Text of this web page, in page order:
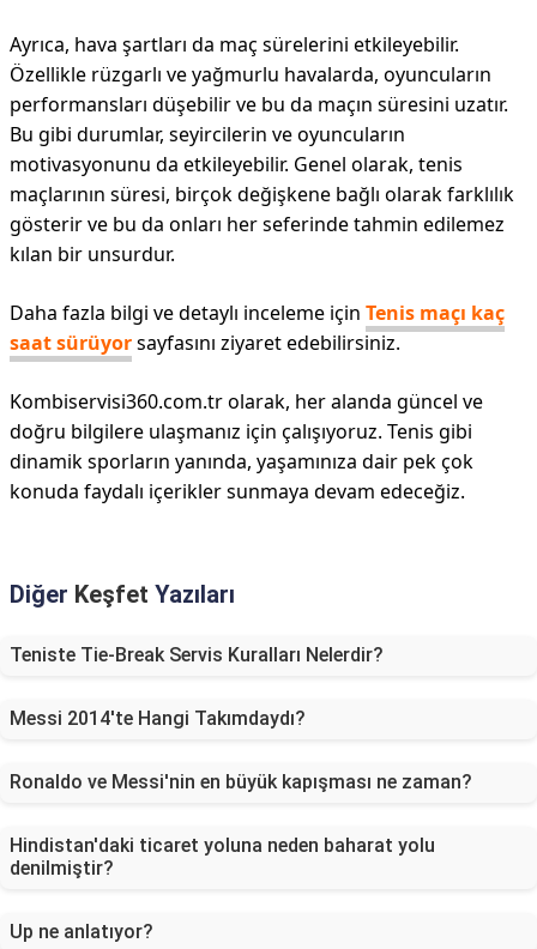
Ayrıca, hava şartları da maç sürelerini etkileyebilir.
Özellikle rüzgarlı ve yağmurlu havalarda, oyuncuların
performansları düşebilir ve bu da maçın süresini uzatır.
Bu gibi durumlar, seyircilerin ve oyuncuların
motivasyonunu da etkileyebilir. Genel olarak, tenis
maçlarının süresi, birçok değişkene bağlı olarak farklılık
gösterir ve bu da onları her seferinde tahmin edilemez
kılan bir unsurdur.
Daha fazla bilgi ve detaylı inceleme için Tenis maçı kaç
saat sürüyorsayfasını ziyaret edebilirsiniz.
Kombiservisi360.com.tr olarak, her alanda güncel ve
doğru bilgilere ulaşmanız için çalışıyoruz. Tenis gibi
dinamik sporların yanında, yaşamınıza dair pek çok
konuda faydalı içerikler sunmaya devam edeceğiz.
Diğer Keşfet Yazıları
Teniste Tie-Break Servis Kuralları Nelerdir?
Messi 2014'te Hangi Takımdaydı?
Ronaldo ve Messi'nin en büyük kapışması ne zaman?
Hindistan'daki ticaret yoluna neden baharat yolu
denilmiştir?
Up ne anlatıyor?